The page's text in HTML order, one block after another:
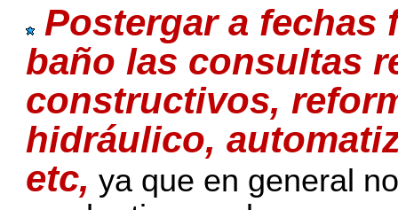
Postergar a fechas
baño las consultas
constructivos,
hidráulico,
etc, ya que en general